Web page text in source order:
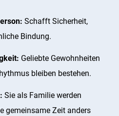
Schafft Sicherheit,
Bindung.
Geliebte Gewohnheiten
bleiben bestehen.
Sie als Familie werden
gemeinsame Zeit anders